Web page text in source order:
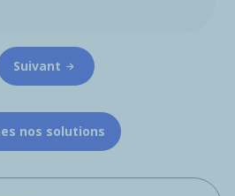
Suivant
nos solutions